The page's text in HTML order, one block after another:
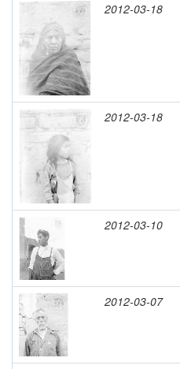
2012-03-18
2012-03-18
2012-03-10
2012-03-07